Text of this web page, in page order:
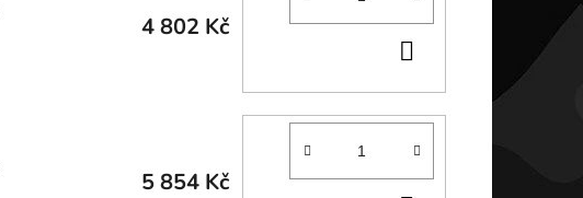
4 802 Kč
KOŠÍKU
5 854 Kč